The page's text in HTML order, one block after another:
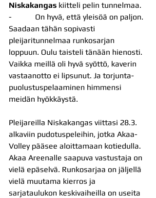
Niskakangas kiitteli pelin tunnelmaa.
-            On hyvä, että yleisöä on paljon.
Saadaan tähän sopivasti
pleijaritunnelmaa runkosarjan
loppuun. Oulu taisteli tänään hienosti.
Vaikka meillä oli hyvä syöttö, kaverin
vastaanotto ei lipsunut. Ja torjunta-
puolustuspelaaminen himmensi
meidän hyökkäystä.
Pleijareilla Niskakangas viittasi 28.3.
alkaviin pudotuspeleihin, jotka Akaa-
Volley pääsee aloittamaan kotiedulla.
Akaa Areenalle saapuva vastustaja on
vielä epäselvä. Runkosarjaa on jäljellä
vielä muutama kierros ja
sarjataulukon keskivaiheilla on useita